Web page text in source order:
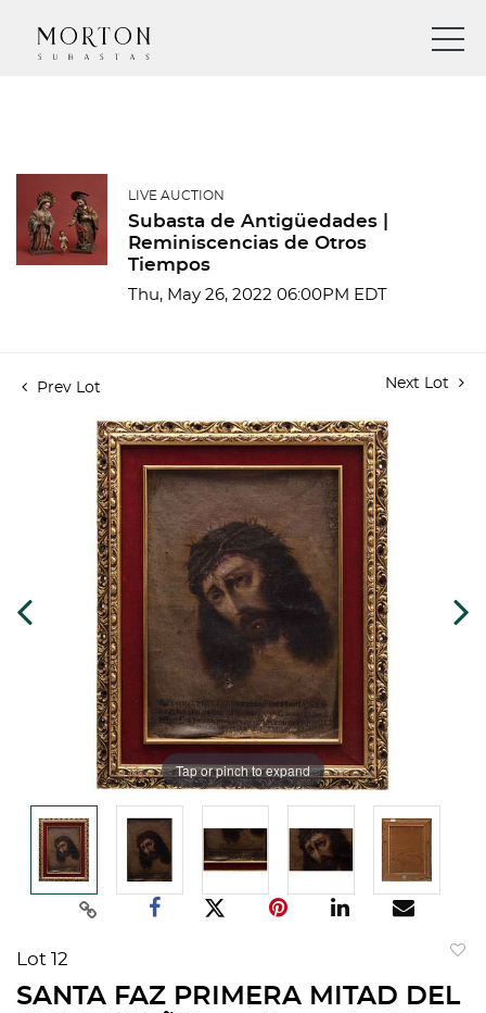
LIVE AUCTION
Subasta de Antigüedades |
Reminiscencias de Otros
Tiempos
Thu, May 26, 2022 06:00PM EDT
Prev Lot Next Lot
Tap or pinch to expand
Lot 12
SANTA FAZ PRIMERA MITAD DEL